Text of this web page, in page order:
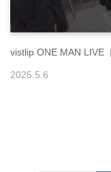
vistlip ONE MAN LIVE
2025 5 6